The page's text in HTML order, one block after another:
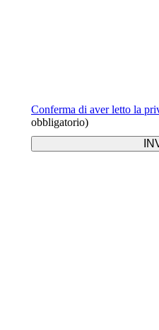
Conferma di aver letto la
obbligatorio)